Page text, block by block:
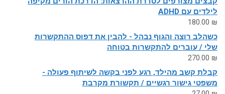
לילדים עם ADHD
180.00 ₪
כשהלב רוצה והגוף נבהל - להבין את דפוס ההתקשרות
שלי / עוברים להתקשרות בטוחה
270.00 ₪
קבלת קשב מהילד, רגע לפני בקשה לשיתוף פעולה -
משפטי גישור רגשיים / תקשורת מקרבת